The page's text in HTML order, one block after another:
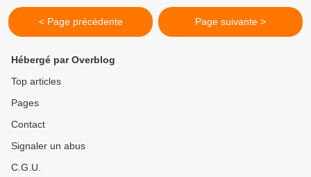
< Page précédente Page suivante >
Hébergé par Overblog
Top articles
Pages
Contact
Signaler un abus
C.G.U.